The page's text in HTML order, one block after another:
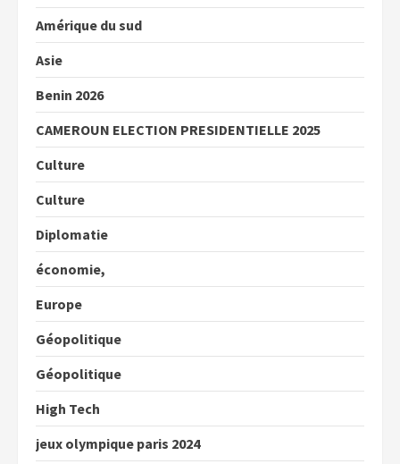
Amérique du sud
Asie
Benin 2026
CAMEROUN ELECTION PRESIDENTIELLE 2025
Culture
Culture
Diplomatie
économie,
Europe
Géopolitique
Géopolitique
High Tech
jeux olympique paris 2024